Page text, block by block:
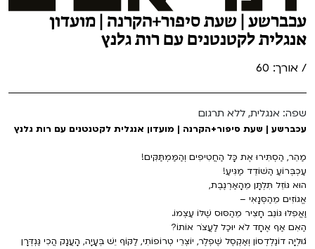
עכברשע | שעת סיפור+הקרנה | מועדון
אנגלית לקטנטנים עם רות גלנץ
/ אורך: 60
שפה: אנגלית, ללא תרגום
עכברשע | שעת סיפור+הקרנה | מועדון אנגלית לקטנטנים עם רות גלנץ
מַהֵר, הַסְתִּירוּ אֶת כָּל הַחֲטִיפִים וְהַמַּמְתַּקִּים!
עַכְבְּרוֹעַ הַשּׁוֹדֵד מַגִּיעַ!
הוּא גּוֹזֵל תִּלְתָּן מֵהָאַרְנֶבֶת,
אֱגוֹזִים מֵהַסְּנָאִי –
וַאֲפִלּוּ גּוֹנֵב חָצִיר מֵהַסּוּס שֶׁלּוֹ עַצְמוֹ.
הַאִם אַף אֶחָד לֹא יוּכַל לַעֲצֹר אוֹתוֹ?
ג´וּלְיָה דוֹנַלְדְסוֹן וְאַקְסֶל שֶׁפְלֶר, יוֹצְרֵי טְרוֹפוֹתִי, לַקּוֹף יֵשׁ בְּעָיָה, הָעֲנָק הֲכִי גַּנְדְּרָן